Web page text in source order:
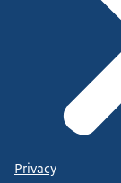
Privacy